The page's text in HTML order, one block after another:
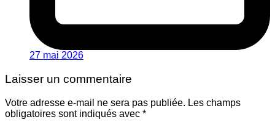
27 mai 2026
Laisser un commentaire
Votre adresse e-mail ne sera pas publiée. Les champs
obligatoires sont indiqués avec *